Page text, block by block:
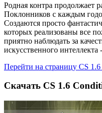
Родная контра продолжает
Поклонников с каждым
Создаются просто
которых реализованы все
приятно наблюдать за
искусственного интеллекта -
Перейти на страницу CS
Cкачать СS 1.6